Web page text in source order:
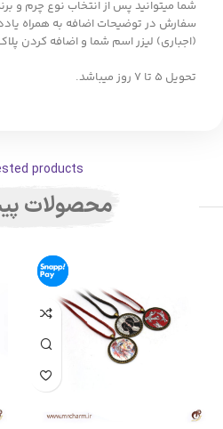
شما میتوانید پس از انتخاب نوع چرم و
سفارش در توضیحات اضافه به همراه
(اجباری) لیزر اسم شما و اضافه کردن
تحویل 5 تا 7 روز میباشد.
products
محصولات